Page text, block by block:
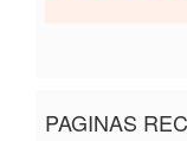
PAGINAS